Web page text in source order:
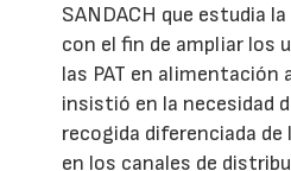
SANDACH que estudia
con el fin de ampliar los
las PAT en alimentación
insistió en la necesidad
recogida diferenciada
en los canales de